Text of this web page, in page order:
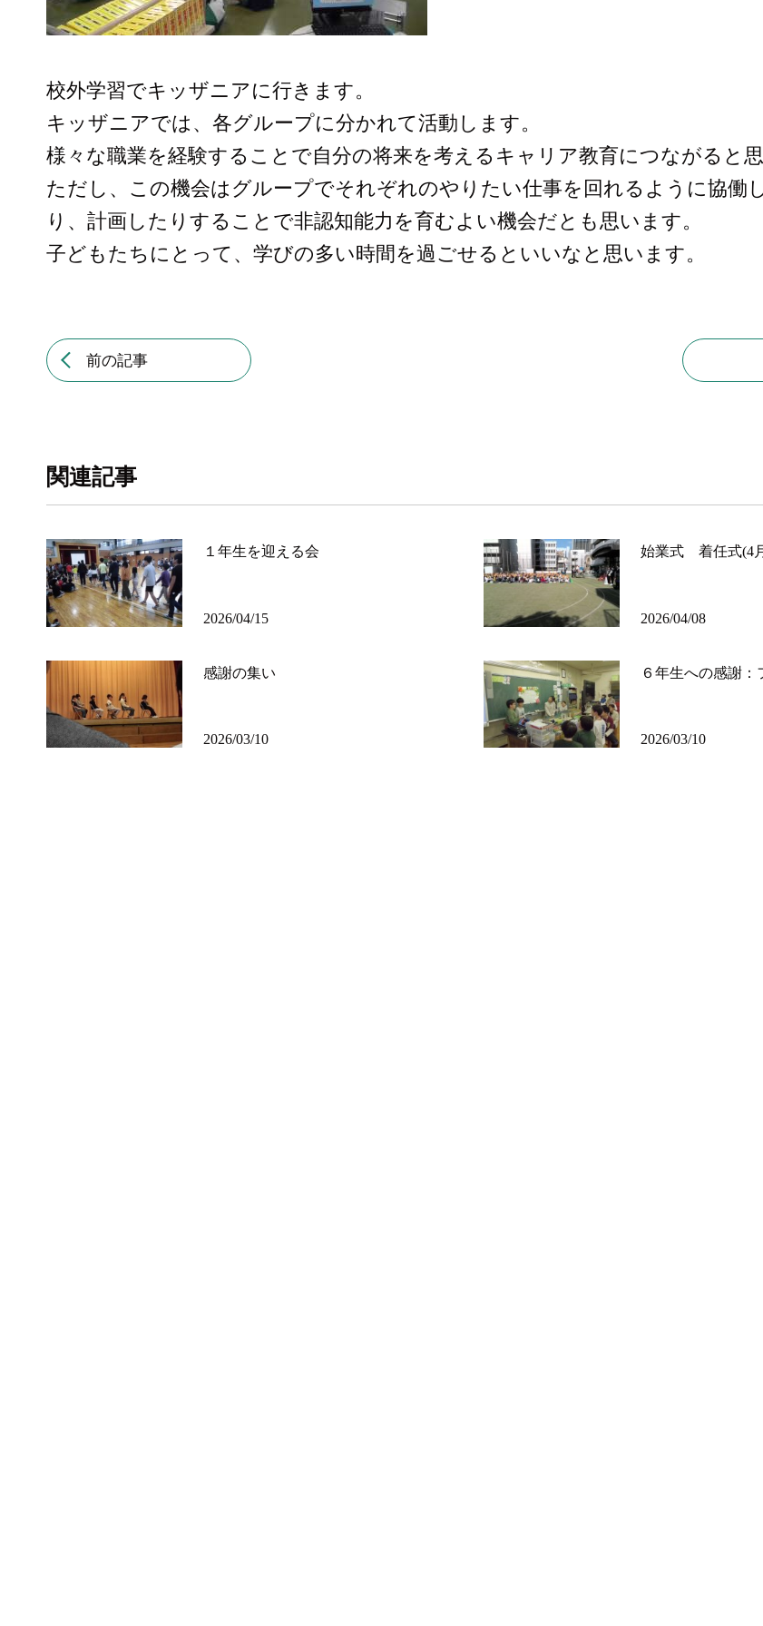
校外学習でキッザニアに行きます。
キッザニアでは、各グループに分かれて活動します。
様々な職業を経験することで自分の将来を考えるキャリア教育につながると思
ただし、この機会はグループでそれぞれのやりたい仕事を回れるように協働
り、計画したりすることで非認知能力を育むよい機会だとも思います。
子どもたちにとって、学びの多い時間を過ごせるといいなと思います。
前の記事
関連記事
１年生を迎える会
2026/04/15
始業式 着任式(4
2026/04/08
感謝の集い
2026/03/10
６年生への感謝
2026/03/10